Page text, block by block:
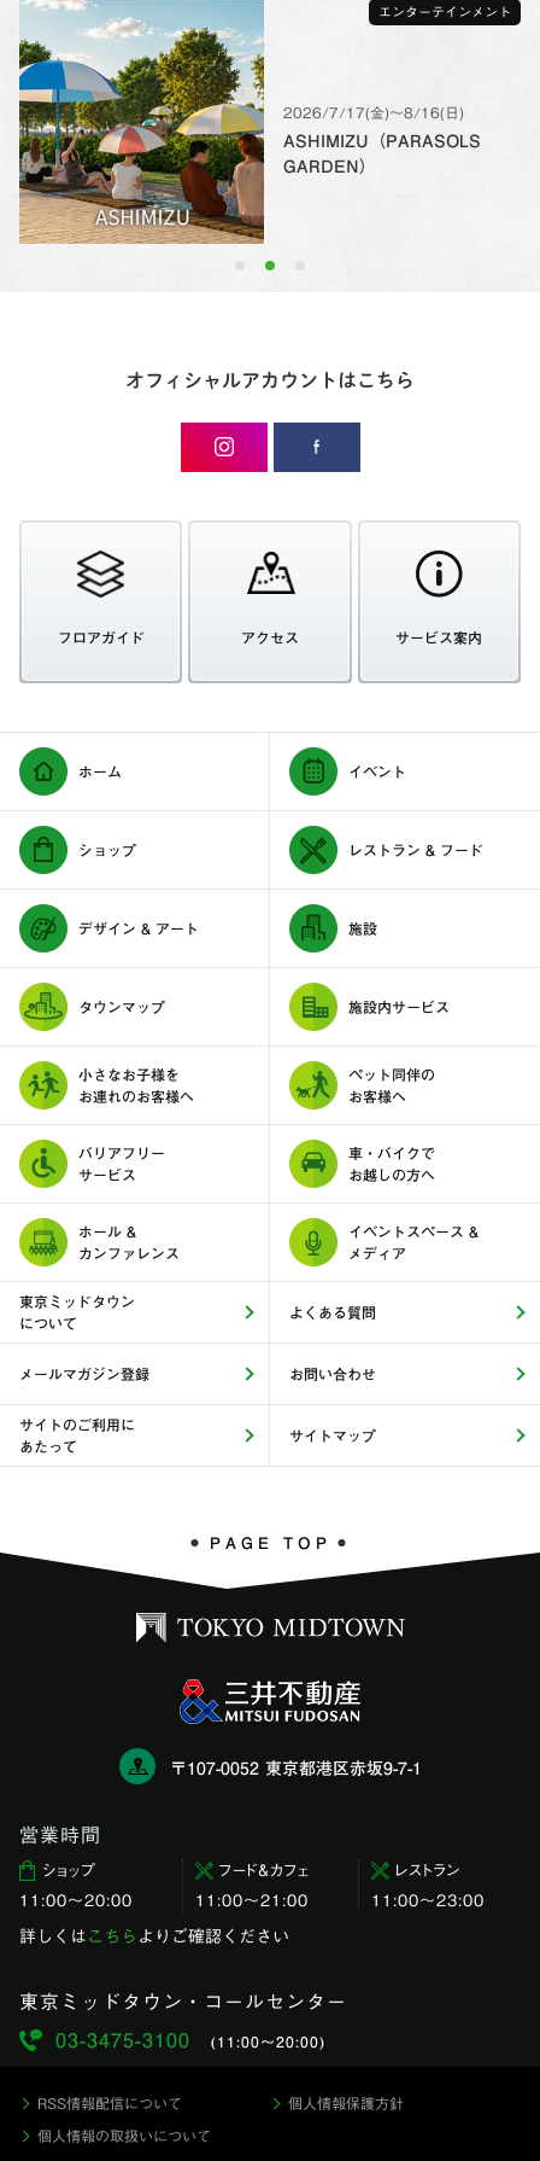
2026/7/17(金)〜8/16(日)
ASHIMIZU（PARASOLS
GARDEN）
エンターテインメント
オフィシャルアカウントはこちら
フロアガイド アクセス サービス案内
ホーム イベント
ショップ レストラン & フード
デザイン & アート 施設
タウンマップ 施設内サービス
小さなお子様を
お連れのお客様へ
ペット同伴の
お客様へ
バリアフリー
サービス
車・バイクで
お越しの方へ
ホール &
カンファレンス
イベントスペース &
メディア
東京ミッドタウン
について
よくある質問
メールマガジン登録 お問い合わせ
サイトのご利用に
あたって
サイトマップ
PAGE TOP
〒107-0052 東京都港区赤坂9-7-1
営業時間
ショップ
11:00〜20:00
フード＆カフェ
11:00～21:00
レストラン
11:00〜23:00
詳しくは こちら よりご確認ください
東京ミッドタウン・コールセンター
03-3475-3100
(11:00〜20:00)
RSS情報配信について 個人情報保護方針
個人情報の取扱いについて